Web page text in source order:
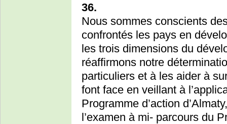
36.
Nous sommes conscients
confrontés les pays en
les trois dimensions du
réaffirmons notre
particuliers et à les aider à
font face en veillant à
Programme d’action
l’examen à mi- parcours du